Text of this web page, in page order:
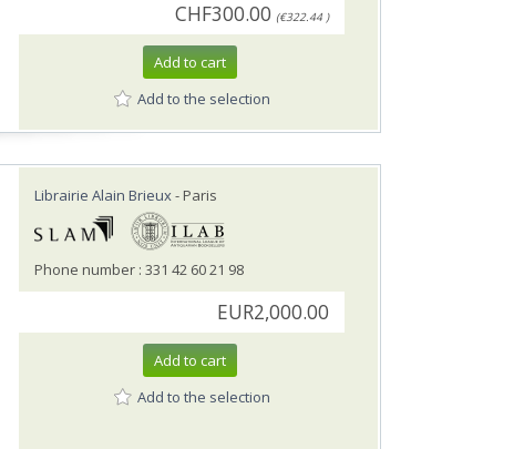
CHF300.00 (€322.44 )
Add to cart
Add to the selection
Librairie Alain Brieux- Paris
Phone number : 331 42 60 21 98
EUR2,000.00
Add to cart
Add to the selection